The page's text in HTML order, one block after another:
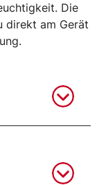
Die
direkt am Gerät